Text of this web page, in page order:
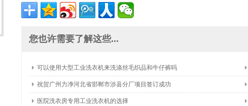
您也许需要了解这些...
可以使用大型工业洗衣机来洗涤丝毛织品和牛仔裤吗
祝贺广州力净河北省邯郸市涉县分厂项目签订成功
医院洗衣房专用工业洗衣机的选择